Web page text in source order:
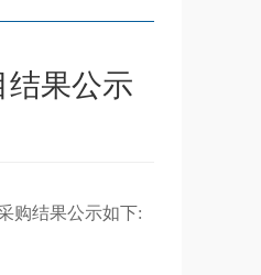
结果公示
购结果公示如下: